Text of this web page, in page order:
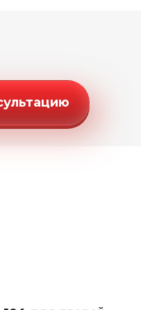
(2м)
(2м)
ROS B-104
двери-книжки
консультацию